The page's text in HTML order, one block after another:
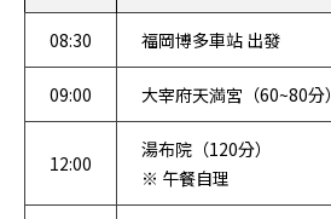
08:30 福岡博多車站 出發
09:00 大宰府天満宮（60~80分）
12:00
湯布院（120分）
※ 午餐自理